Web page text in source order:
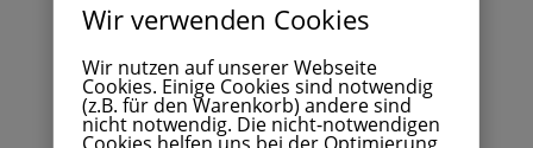
Unsere Hündin Milli war sehr krank.
Zeit, weil sie so leiden musste.
Wir verwenden Cookies
Wir nutzen auf unserer Webseite
Cookies. Einige Cookies sind notwendig
(z.B. für den Warenkorb) andere sind
nicht notwendig. Die nicht-notwendigen